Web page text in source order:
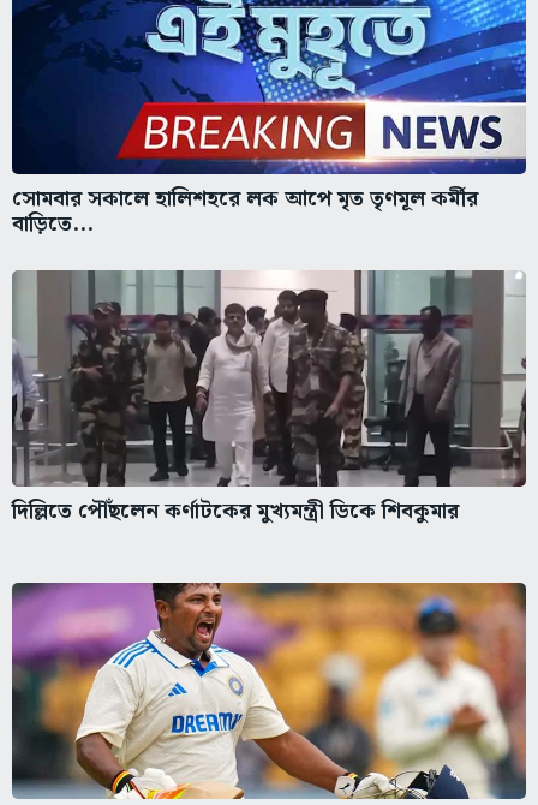
সোমবার সকালে হালিশহরে লক আপে মৃত তৃণমূল কর্মীর
বাড়িতে...
দিল্লিতে পৌঁছলেন কর্ণাটকের মুখ্যমন্ত্রী ডিকে শিবকুমার